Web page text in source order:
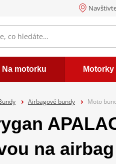
Na motorku Motorky
Airbagové bundy Moto
na